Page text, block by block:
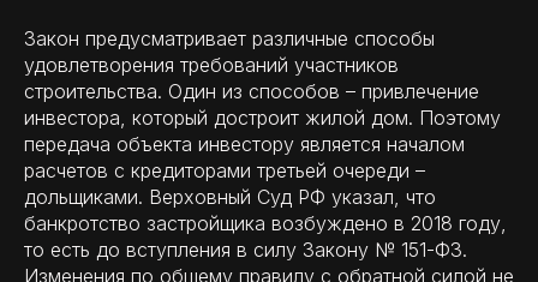
Закон предусматривает различные способы
удовлетворения требований участников
строительства. Один из способов – привлечение
инвестора, который достроит жилой дом. Поэтому
передача объекта инвестору является началом
расчетов с кредиторами третьей очереди –
дольщиками. Верховный Суд РФ указал, что
банкротство застройщика возбуждено в 2018 году,
то есть до вступления в силу Закону № 151-ФЗ.
Изменения по общему правилу с обратной силой не